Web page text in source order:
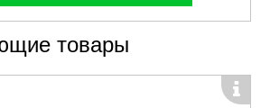
товары